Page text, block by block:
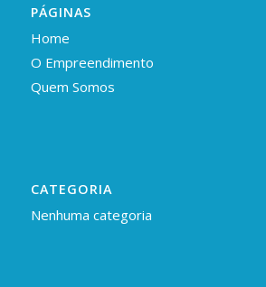
PÁGINAS
Home
O Empreendimento
Quem Somos
CATEGORIA
Nenhuma categoria